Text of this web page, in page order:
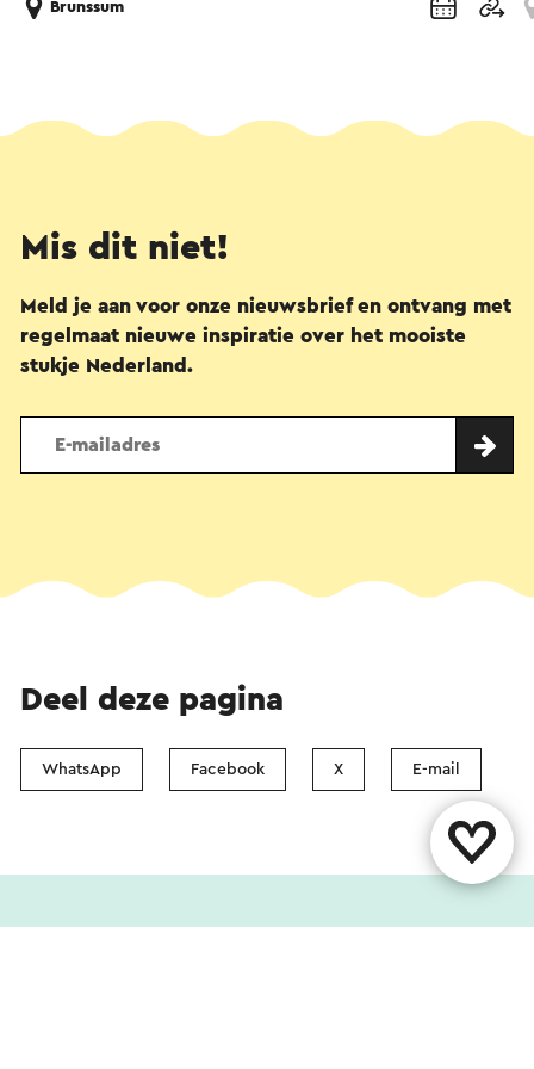
Brunssum
Mis dit niet!
Meld je aan voor onze nieuwsbrief en ontvang met
regelmaat nieuwe inspiratie over het mooiste
stukje Nederland.
Deel deze pagina
WhatsApp Facebook X E-mail